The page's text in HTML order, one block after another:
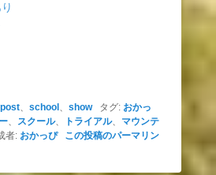
post、 school 、 showタグ: おかっ
、 スクール、 トライアル、 マウンテ
者: おかっぴ
この投稿のパーマリン